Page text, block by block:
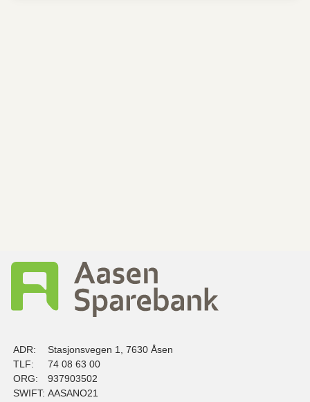
ADR:
Stasjonsvegen 1, 7630 Åsen
TLF:
74 08 63 00
ORG:
937903502
SWIFT: AASANO21